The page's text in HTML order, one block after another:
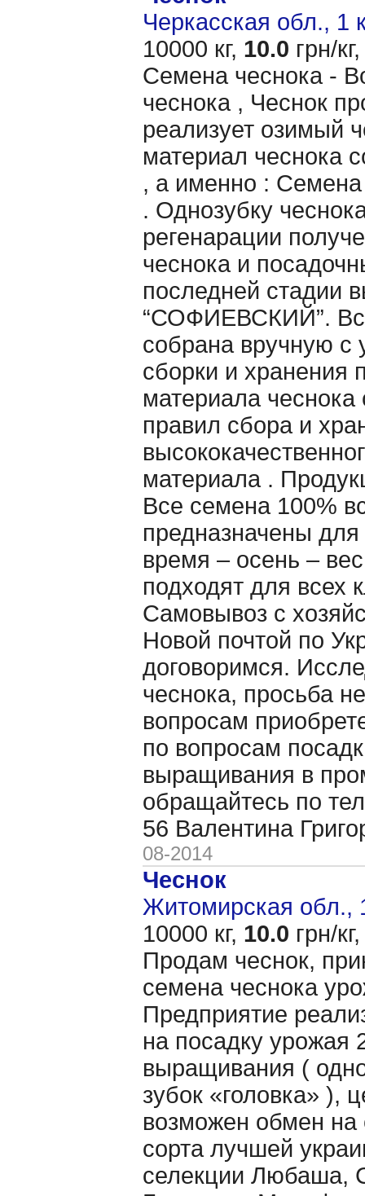
Черкасская обл., 1
10000 кг, 10.0 грн/кг,
Семена чеснока -
чеснока , Чеснок
реализует озимый
материал чеснока
, а именно : Семена
. Однозубку
регенарации
чеснока и
последней стадии
“СОФИЕВСКИЙ”.
собрана вручную c
сборки и хранения
материала
правил сбора и
материала .
Все семена 100%
предназначены
время – осень –
подходят для всех
Самовывоз с
Новой почтой по
договоримся.
чеснока, просьба
вопросам
по вопросам
выращивания в
обращайтесь по
56 Валентина
08-2014
Чеснок
Житомирская обл.,
10000 кг, 10.0 грн/кг,
Продам чеснок,
семена чеснока
Предприятие
на посадку урожая
выращивания (
зубок «головка» ),
возможен обмен на
сорта лучшей
селекции Любаша,